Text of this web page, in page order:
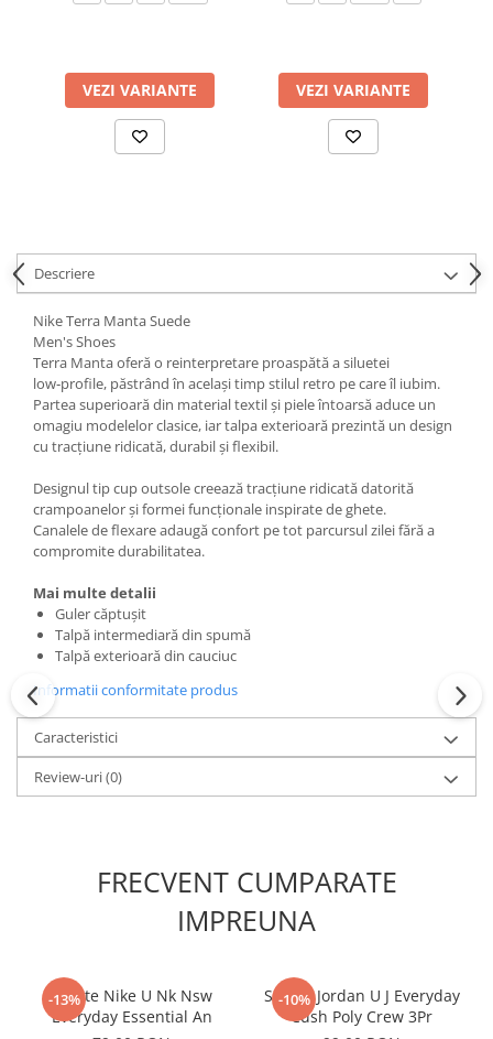
VEZI VARIANTE VEZI VARIANTE
Descriere
Nike Terra Manta Suede
Men's Shoes
Terra Manta oferă o reinterpretare proaspătă a siluetei
low‑profile, păstrând în același timp stilul retro pe care îl iubim.
Partea superioară din material textil și piele întoarsă aduce un
omagiu modelelor clasice, iar talpa exterioară prezintă un design
cu tracțiune ridicată, durabil și flexibil.
Designul tip cup outsole creează tracțiune ridicată datorită
crampoanelor și formei funcționale inspirate de ghete.
Canalele de flexare adaugă confort pe tot parcursul zilei fără a
compromite durabilitatea.
Mai multe detalii
Guler căptușit
Talpă intermediară din spumă
Talpă exterioară din cauciuc
Informatii conformitate produs
Caracteristici
Review-uri(0)
FRECVENT CUMPARATE
IMPREUNA
-13%
Sosete Nike U Nk Nsw
Everyday Essential An
-10%
Sosete Jordan U J Everyday
Cush Poly Crew 3Pr